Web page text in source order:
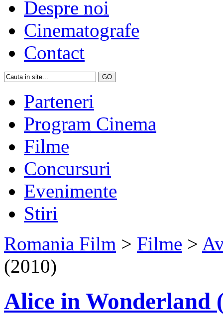
Despre noi
Cinematografe
Contact
Parteneri
Program Cinema
Filme
Concursuri
Evenimente
Stiri
Romania Film > Filme >
(2010)
Alice in Wonderland